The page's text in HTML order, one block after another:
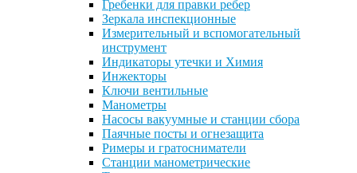
Гребенки для правки ребер
Зеркала инспекционные
Измерительный и вспомогательный
инструмент
Индикаторы утечки и Химия
Инжекторы
Ключи вентильные
Манометры
Насосы вакуумные и станции сбора
Паячные посты и огнезащита
Римеры и гратосниматели
Станции манометрические